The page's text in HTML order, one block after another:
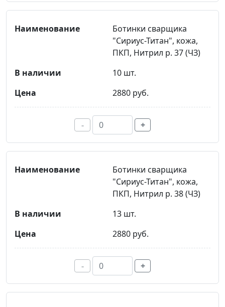
Ботинки сварщика
"Сириус-Титан", кожа,
ПКП, Нитрил р. 37 (ЧЗ)
10 шт.
2880 руб.
- +
Ботинки сварщика
"Сириус-Титан", кожа,
ПКП, Нитрил р. 38 (ЧЗ)
13 шт.
2880 руб.
- +